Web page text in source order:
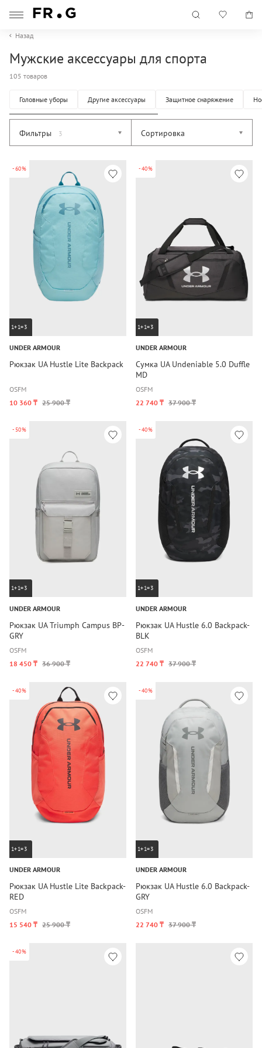
Назад
Мужские аксессуары для спорта
105 товаров
Головные уборы Другие аксессуары Защитное снаряжение
Фильтры 3 Сортировка
-60%
1+1=3
UNDER ARMOUR
Рюкзак UA Hustle Lite Backpack
OSFM
10 360 ₸ 25 900 ₸
-40%
1+1=3
UNDER ARMOUR
Сумка UA Undeniable 5.0 Duffle
MD
OSFM
22 740 ₸ 37 900 ₸
-50%
1+1=3
UNDER ARMOUR
Рюкзак UA Triumph Campus BP-
GRY
OSFM
18 450 ₸ 36 900 ₸
-40%
1+1=3
UNDER ARMOUR
Рюкзак UA Hustle 6.0 Backpack-
BLK
OSFM
22 740 ₸ 37 900 ₸
-40%
1+1=3
UNDER ARMOUR
Рюкзак UA Hustle Lite Backpack-
RED
OSFM
15 540 ₸ 25 900 ₸
-40%
1+1=3
UNDER ARMOUR
Рюкзак UA Hustle 6.0 Backpack-
GRY
OSFM
22 740 ₸ 37 900 ₸
-40%